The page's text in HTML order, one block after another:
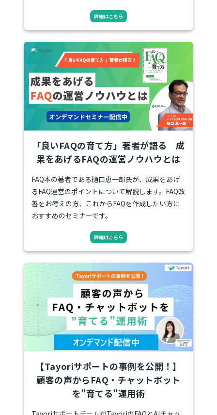
詳細はこちら
「良いFAQの育て方」著者が語る 成
果をあげるFAQの運営ノウハウとは
FAQ本の著者である樋口恵一郎氏が、成果をあげ
るFAQ運営のポイントについて解説します。FAQ改
善をお考えの方、これからFAQを作成したい方に
おすすめのセミナーです。
詳細はこちら
【Tayoriサポートの事例を公開！】
顧客の声からFAQ・チャットボット
を”育てる”運用術